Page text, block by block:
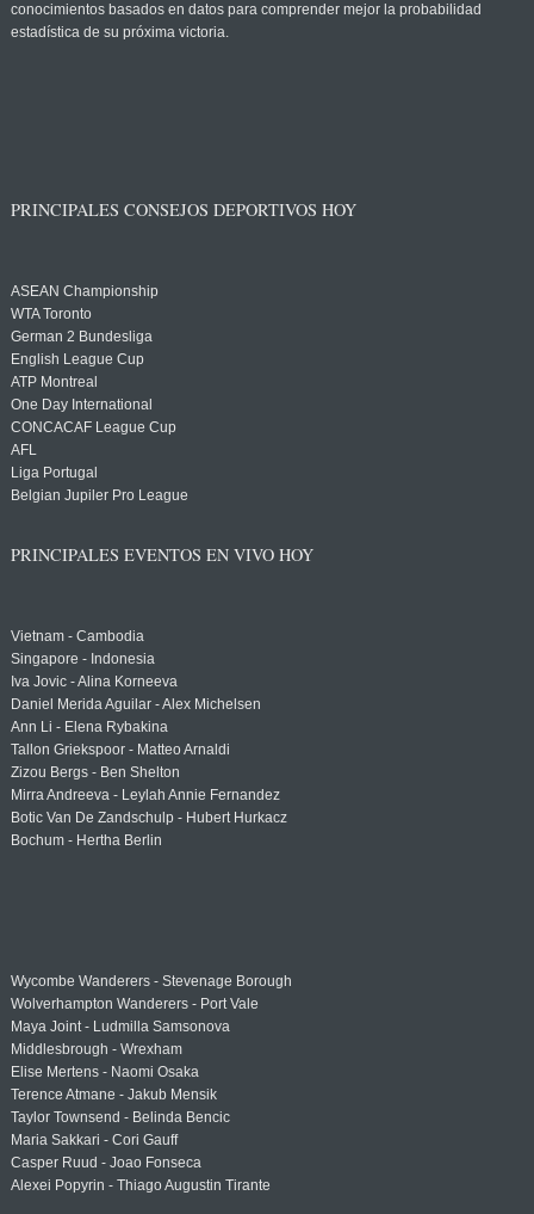
conocimientos basados en datos para comprender mejor la probabilidad
estadística de su próxima victoria.
PRINCIPALES CONSEJOS DEPORTIVOS HOY
ASEAN Championship
WTA Toronto
German 2 Bundesliga
English League Cup
ATP Montreal
One Day International
CONCACAF League Cup
AFL
Liga Portugal
Belgian Jupiler Pro League
PRINCIPALES EVENTOS EN VIVO HOY
Vietnam - Cambodia
Singapore - Indonesia
Iva Jovic - Alina Korneeva
Daniel Merida Aguilar - Alex Michelsen
Ann Li - Elena Rybakina
Tallon Griekspoor - Matteo Arnaldi
Zizou Bergs - Ben Shelton
Mirra Andreeva - Leylah Annie Fernandez
Botic Van De Zandschulp - Hubert Hurkacz
Bochum - Hertha Berlin
Wycombe Wanderers - Stevenage Borough
Wolverhampton Wanderers - Port Vale
Maya Joint - Ludmilla Samsonova
Middlesbrough - Wrexham
Elise Mertens - Naomi Osaka
Terence Atmane - Jakub Mensik
Taylor Townsend - Belinda Bencic
Maria Sakkari - Cori Gauff
Casper Ruud - Joao Fonseca
Alexei Popyrin - Thiago Augustin Tirante